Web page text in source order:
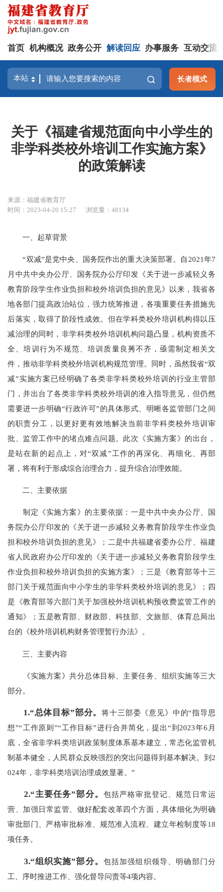
首页 机构概况 政务公开 解读回应 办事服务 互动交流
长者模式
关于《福建省规范面向中小学生的
非学科类校外培训工作实施方案》
的政策解读
来源：福建省教育厅
时间：2023-04-20 15:27
浏览量：48134
一、起草背景
“双减”是党中央、国务院作出的重大决策部署。自2021年7
月中共中央办公厅、国务院办公厅印发《关于进一步减轻义务
教育阶段学生作业负担和校外培训负担的意见》以来，我省各
地各部门提高政治站位，强力统筹推进，各项重要任务措施先
后落实，取得了阶段性成效。但在学科类校外培训机构得以压
减治理的同时，非学科类校外培训机构问题凸显，机构资质不
全、培训行为不规范、培训质量良莠不齐，亟需制定相关文
件，推动非学科类校外培训机构规范管理。同时，虽然我省“双
减”实施方案已经明确了各类非学科类校外培训的行业主管部
门，并出台了各类非学科类校外培训的准入指导意见，但仍然
需要进一步明确“行政许可”的具体形式、明晰各监管部门之间
的职责分工，以更好更有效地解决当前非学科类校外培训审
批、监管工作中的堵点难点问题。此次《实施方案》的出台，
是站在新的起点上，对“双减”工作的再深化、再细化、再部
署，将有利于形成综合治理合力，提升综合治理效能。
二、主要依据
制定《实施方案》的主要依据：一是中共中央办公厅、国
务院办公厅印发的《关于进一步减轻义务教育阶段学生作业负
担和校外培训负担的意见》；二是中共福建省委办公厅、福建
省人民政府办公厅印发的《关于进一步减轻义务教育阶段学生
作业负担和校外培训负担的实施方案》；三是《教育部等十三
部门关于规范面向中小学生的非学科类校外培训的意见》；四
是《教育部等六部门关于加强校外培训机构预收费监管工作的
通知》；五是教育部、财政部、科技部、文旅部、体育总局出
台的《校外培训机构财务管理暂行办法》。
三、主要内容
《实施方案》共分总体目标、主要任务、组织实施等三大
部分。
1.“总体目标”部分。将十三部委《意见》中的“指导思
想”“工作原则”“工作目标”进行合并简化，提出“到2023年6月
底，全省非学科类培训政策制度体系基本建立，常态化监管机
制基本健全，人民群众反映强烈的突出问题得到基本解决。到2
024年，非学科类培训治理成效显著。”
2.“主要任务”部分。 包括严格审批登记、规范日常运
营、加强日常监管、做好配套改革四个方面，具体细化为明确
审批部门、严格审批标准、规范准入流程、建立年检制度等18
项任务。
3.“组织实施”部分。 包括加强组织领导、明确部门分
工、序时推进工作、强化督导问责等4项内容。